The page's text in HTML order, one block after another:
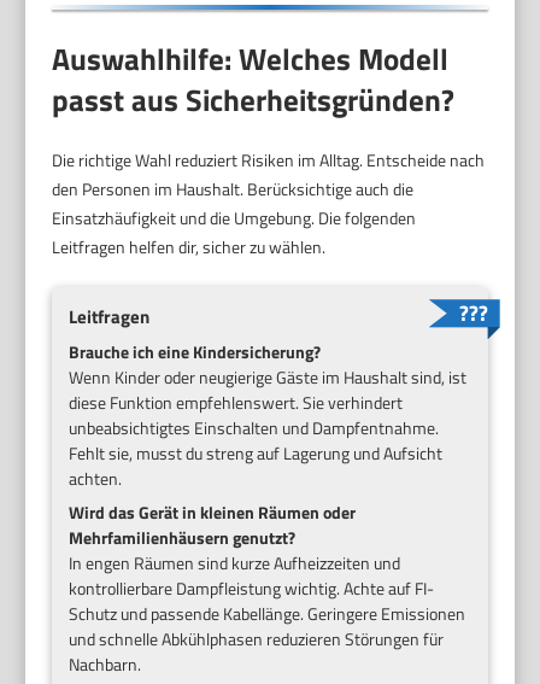
Auswahlhilfe: Welches Modell
passt aus Sicherheitsgründen?
Die richtige Wahl reduziert Risiken im Alltag. Entscheide nach
den Personen im Haushalt. Berücksichtige auch die
Einsatzhäufigkeit und die Umgebung. Die folgenden
Leitfragen helfen dir, sicher zu wählen.
Leitfragen
Brauche ich eine Kindersicherung?
Wenn Kinder oder neugierige Gäste im Haushalt sind, ist
diese Funktion empfehlenswert. Sie verhindert
unbeabsichtigtes Einschalten und Dampfentnahme.
Fehlt sie, musst du streng auf Lagerung und Aufsicht
achten.
Wird das Gerät in kleinen Räumen oder
Mehrfamilienhäusern genutzt?
In engen Räumen sind kurze Aufheizzeiten und
kontrollierbare Dampfleistung wichtig. Achte auf FI-
Schutz und passende Kabellänge. Geringere Emissionen
und schnelle Abkühlphasen reduzieren Störungen für
Nachbarn.